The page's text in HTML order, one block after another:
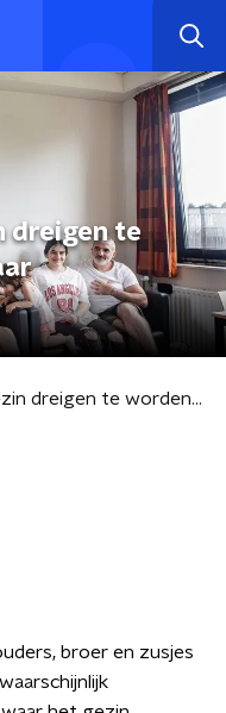
dreigen te
Ariana (13) en gezin dreigen te worden uitgezet naar Oezbekistan
broer en zusjes